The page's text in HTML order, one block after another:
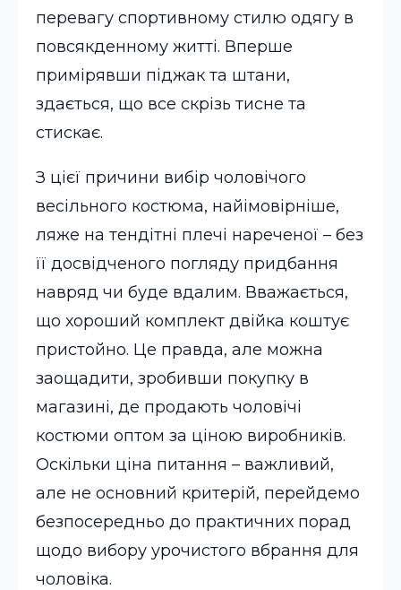
перевагу спортивному стилю одягу в
повсякденному житті. Вперше
примірявши піджак та штани,
здається, що все скрізь тисне та
стискає.
З цієї причини вибір чоловічого
весільного костюма, найімовірніше,
ляже на тендітні плечі нареченої – без
її досвідченого погляду придбання
навряд чи буде вдалим. Вважається,
що хороший комплект двійка коштує
пристойно. Це правда, але можна
заощадити, зробивши покупку в
магазині, де продають чоловічі
костюми оптом за ціною виробників.
Оскільки ціна питання – важливий,
але не основний критерій, перейдемо
безпосередньо до практичних порад
щодо вибору урочистого вбрання для
чоловіка.